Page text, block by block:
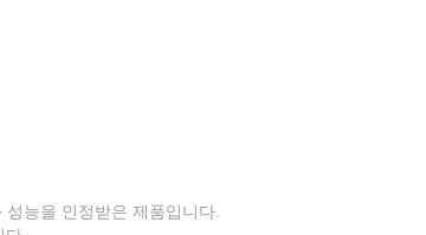
능을 인정받은 제품입니다.